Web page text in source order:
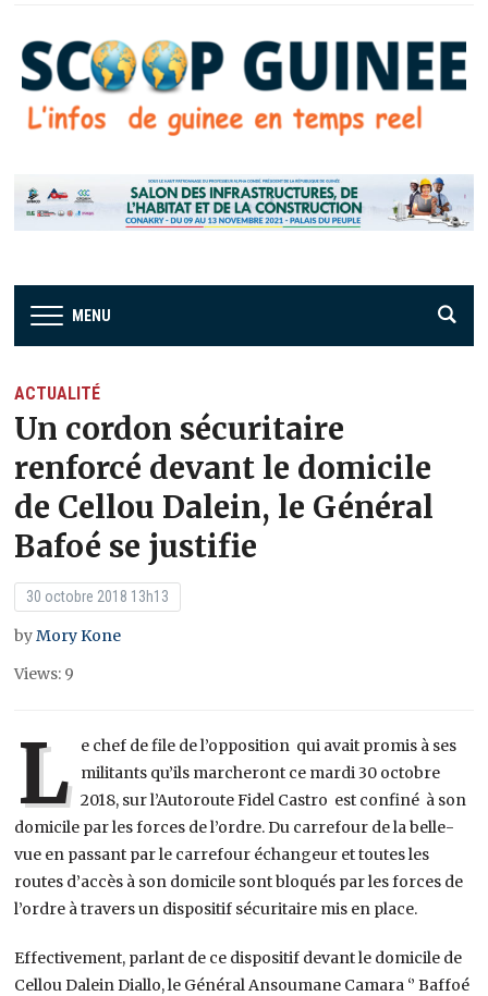
MENU
ACTUALITÉ
Un cordon sécuritaire
renforcé devant le domicile
de Cellou Dalein, le Général
Bafoé se justifie
30 octobre 2018 13h13
byMory Kone
Views: 9
L e chef de file de l’opposition qui avait promis à ses
militants qu’ils marcheront ce mardi 30 octobre
2018, sur l’Autoroute Fidel Castro est confiné à son
domicile par les forces de l’ordre. Du carrefour de la belle-
vue en passant par le carrefour échangeur et toutes les
routes d’accès à son domicile sont bloqués par les forces de
l’ordre à travers un dispositif sécuritaire mis en place.
Effectivement, parlant de ce dispositif devant le domicile de
Cellou Dalein Diallo, le Général Ansoumane Camara ‘’ Baffoé